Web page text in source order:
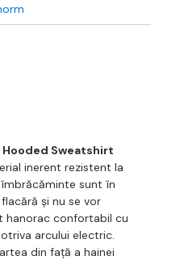
Hooded Sweatshirt
inerent rezistent la
sunt în
și nu se vor
hanorac confortabil cu
arcului electric.
din față a hainei